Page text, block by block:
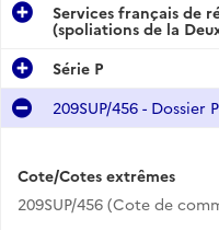
Services français de
(spoliations de la
Série P
209SUP/456 - Dossier
Cote/Cotes extrêmes
209SUP/456 (Cote de